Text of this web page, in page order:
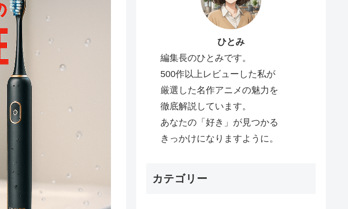
ひとみ
編集長のひとみです。
500作以上レビューした私が
厳選した名作アニメの魅力を
徹底解説しています。
あなたの「好き」が見つかる
きっかけになりますように。
カテゴリー